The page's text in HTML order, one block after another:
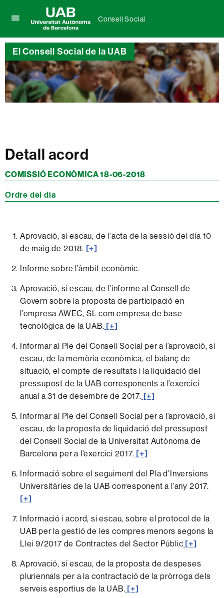
per
desplegar
el
menú
de
Consell
Social
Universitat
Autònoma
de
Barcelona
Consell Social
El Consell Social de la UAB
Detall acord
COMISSIÓ ECONÒMICA 18-06-2018
Ordre del dia
Aprovació, si escau, de l'acta de la sessió del dia 10
de maig de 2018. [+]
Informe sobre l’àmbit econòmic.
Aprovació, si escau, de l’informe al Consell de
Govern sobre la proposta de participació en
l’empresa AWEC, SL com empresa de base
tecnològica de la UAB. [+]
Informar al Ple del Consell Social per a l’aprovació, si
escau, de la memòria econòmica, el balanç de
situació, el compte de resultats i la liquidació del
pressupost de la UAB corresponents a l’exercici
anual a 31 de desembre de 2017. [+]
Informar al Ple del Consell Social per a l’aprovació, si
escau, de la proposta de liquidació del pressupost
del Consell Social de la Universitat Autònoma de
Barcelona per a l’exercici 2017. [+]
Informació sobre el seguiment del Pla d’Inversions
Universitàries de la UAB corresponent a l’any 2017.
[+]
Informació i acord, si escau, sobre el protocol de la
UAB per la gestió de les compres menors segons la
Llei 9/2017 de Contractes del Sector Públic [+]
Aprovació, si escau, de la proposta de despeses
pluriennals per a la contractació de la pròrroga dels
serveis esportius de la UAB. [+]